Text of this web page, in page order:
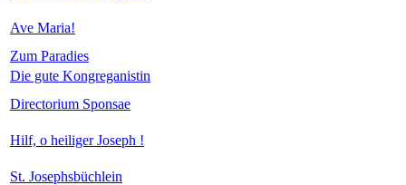
Ave Maria!
Zum Paradies
Die gute Kongreganistin
Directorium Sponsae
Hilf, o heiliger Joseph !
St. Josephsbüchlein